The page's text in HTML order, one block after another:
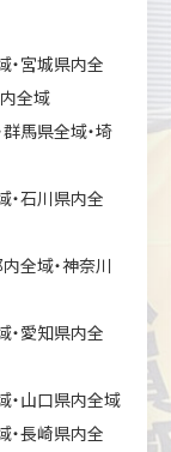
・宮城県内全
全域
馬県全域・埼
・石川県内全
全域・神奈川
・愛知県内全
・山口県内全域
・長崎県内全